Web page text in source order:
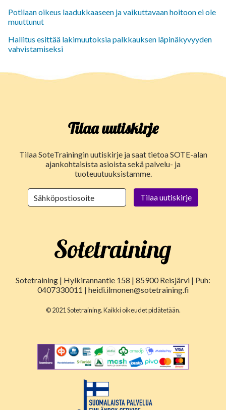
Potilaan oikeus laadukkaaseen ja vaikuttavaan hoitoon ei ole
muuttunut
Hallitus esittää lakimuutoksia palkkauksen läpinäkyvyyden
vahvistamiseksi
Tilaa uutiskirje
Tilaa SoteTrainingin uutiskirje ja saat tietoa SOTE-alan
ajankohtaisista asioista sekä palvelu- ja
tuoteuutuuksistamme.
Sotetraining | Hylkirannantie 158 | 85900 Reisjärvi | Puh:
0407330011 | heidi.ilmonen@sotetraining.fi
© 2021 Sotetraining. Kaikki oikeudet pidätetään.